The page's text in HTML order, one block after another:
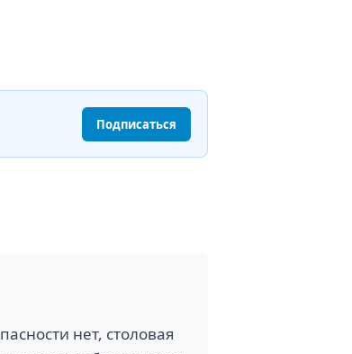
Подписаться
нет, столовая